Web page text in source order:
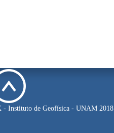
- Instituto de Geofísica - UNAM 2018